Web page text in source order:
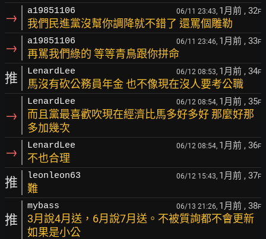
→ a19851106 06/11 23:43, 1月前 , 32F
我們民進黨沒幫你調降就不錯了 還罵個雕勒
→ a19851106 06/11 23:46, 1月前 , 33F
再駡我們綠的 等等青鳥跟你拼命
推 LenardLee 06/12 08:53, 1月前 , 34F
馬沒有砍公務員年金 也不像現在沒人要考公職
→
LenardLee 06/12 08:54, 1月前 , 35F
而且黨最喜歡吹現在經濟比馬多好多好 那麼好那
多加幾次
→ LenardLee 06/12 08:54, 1月前 , 36F
不也合理
推 leonleon63 06/12 15:43, 1月前 , 37F
難
推
mybass 06/13 21:26, 1月前 , 38F
3月說4月送，6月說7月送。不被質詢都不會更新
如果是小公